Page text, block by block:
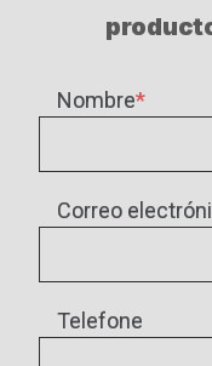
Nombre
Correo
Telefone